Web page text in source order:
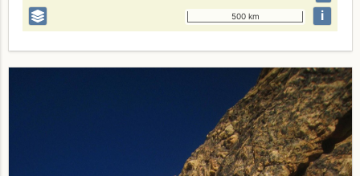
500 km i